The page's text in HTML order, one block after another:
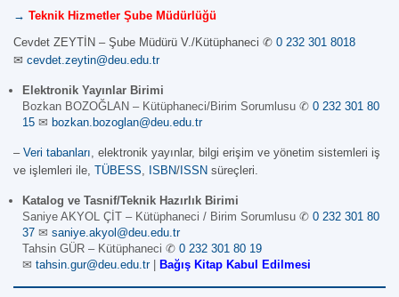
→ Teknik Hizmetler Şube Müdürlüğü
Cevdet ZEYTİN – Şube Müdürü V./Kütüphaneci ✆ 0 232 301 8018
✉ cevdet.zeytin@deu.edu.tr
Elektronik Yayınlar Birimi
Bozkan BOZOĞLAN – Kütüphaneci/Birim Sorumlusu ✆ 0 232 301 80
15 ✉ bozkan.bozoglan@deu.edu.tr
– Veri tabanları , elektronik yayınlar, bilgi erişim ve yönetim sistemleri iş
ve işlemleri ile, TÜBESS ISBN/ISSN süreçleri.
Katalog ve Tasnif/Teknik Hazırlık Birimi
Saniye AKYOL ÇİT – Kütüphaneci / Birim Sorumlusu ✆ 0 232 301 80
37 ✉ saniye.akyol@deu.edu.tr
Tahsin GÜR – Kütüphaneci ✆ 0 232 301 80 19
✉ tahsin.gur@deu.edu.tr| Bağış Kitap Kabul Edilmesi